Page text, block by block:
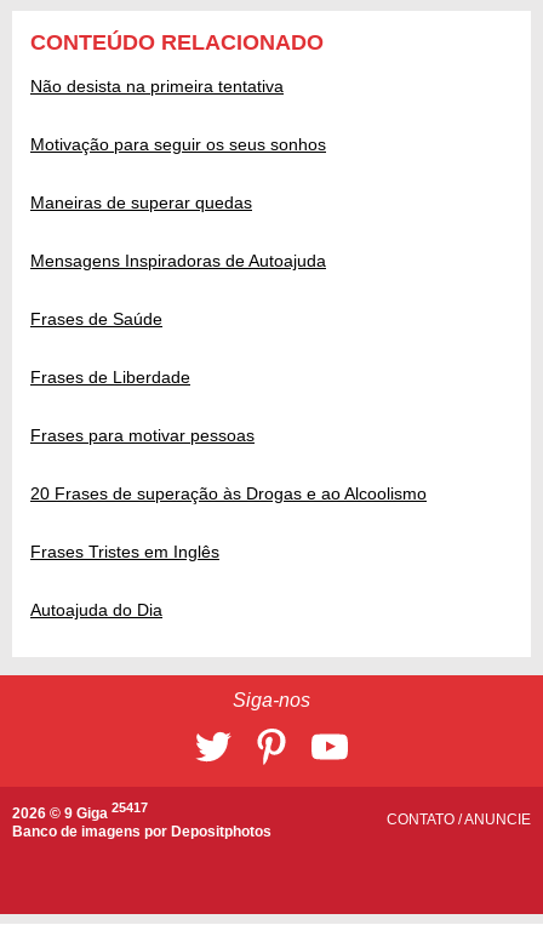
CONTEÚDO RELACIONADO
Não desista na primeira tentativa
Motivação para seguir os seus sonhos
Maneiras de superar quedas
Mensagens Inspiradoras de Autoajuda
Frases de Saúde
Frases de Liberdade
Frases para motivar pessoas
20 Frases de superação às Drogas e ao Alcoolismo
Frases Tristes em Inglês
Autoajuda do Dia
Siga-nos
2026 © 9 Giga 25417
Banco de imagens por Depositphotos
CONTATO /ANUNCIE